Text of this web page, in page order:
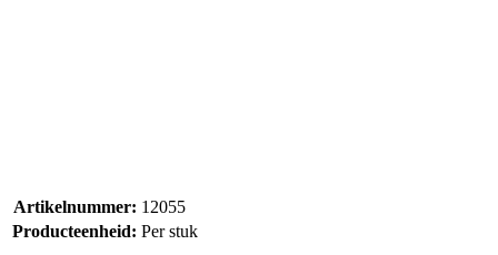
Artikelnummer: 12055
Producteenheid: Per stuk